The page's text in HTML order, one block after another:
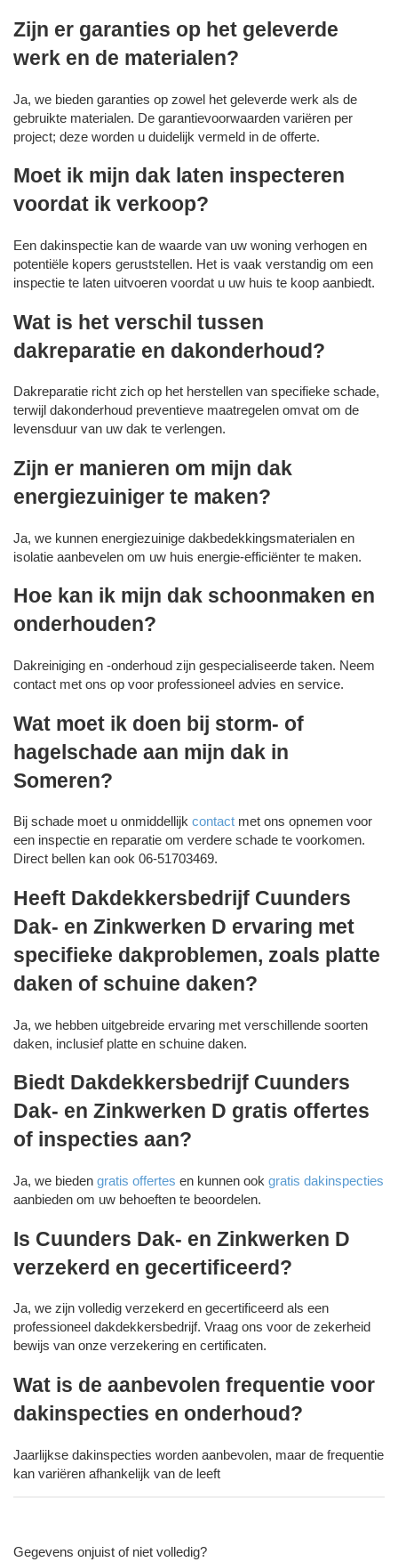
Zijn er garanties op het geleverde
werk en de materialen?
Ja, we bieden garanties op zowel het geleverde werk als de
gebruikte materialen. De garantievoorwaarden variëren per
project; deze worden u duidelijk vermeld in de offerte.
Moet ik mijn dak laten inspecteren
voordat ik verkoop?
Een dakinspectie kan de waarde van uw woning verhogen en
potentiële kopers geruststellen. Het is vaak verstandig om een
inspectie te laten uitvoeren voordat u uw huis te koop aanbiedt.
Wat is het verschil tussen
dakreparatie en dakonderhoud?
Dakreparatie richt zich op het herstellen van specifieke schade,
terwijl dakonderhoud preventieve maatregelen omvat om de
levensduur van uw dak te verlengen.
Zijn er manieren om mijn dak
energiezuiniger te maken?
Ja, we kunnen energiezuinige dakbedekkingsmaterialen en
isolatie aanbevelen om uw huis energie-efficiënter te maken.
Hoe kan ik mijn dak schoonmaken en
onderhouden?
Dakreiniging en -onderhoud zijn gespecialiseerde taken. Neem
contact met ons op voor professioneel advies en service.
Wat moet ik doen bij storm- of
hagelschade aan mijn dak in
Someren?
Bij schade moet u onmiddellijk contact met ons opnemen voor
een inspectie en reparatie om verdere schade te voorkomen.
Direct bellen kan ook 06-51703469.
Heeft Dakdekkersbedrijf Cuunders
Dak- en Zinkwerken D ervaring met
specifieke dakproblemen, zoals platte
daken of schuine daken?
Ja, we hebben uitgebreide ervaring met verschillende soorten
daken, inclusief platte en schuine daken.
Biedt Dakdekkersbedrijf Cuunders
Dak- en Zinkwerken D gratis offertes
of inspecties aan?
Ja, we bieden gratis offertes en kunnen ook gratis dakinspecties
aanbieden om uw behoeften te beoordelen.
Is Cuunders Dak- en Zinkwerken D
verzekerd en gecertificeerd?
Ja, we zijn volledig verzekerd en gecertificeerd als een
professioneel dakdekkersbedrijf. Vraag ons voor de zekerheid
bewijs van onze verzekering en certificaten.
Wat is de aanbevolen frequentie voor
dakinspecties en onderhoud?
Jaarlijkse dakinspecties worden aanbevolen, maar de frequentie
kan variëren afhankelijk van de leeft
Gegevens onjuist of niet volledig?